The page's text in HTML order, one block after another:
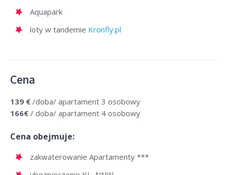
Aquapark
loty w tandemie Kronfly.pl
Cena
139 € /doba/ apartament 3 osobowy
166€ / doba/ apartament 4 osobowy
Cena obejmuje:
zakwaterowanie Apartamenty ***